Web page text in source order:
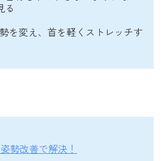
る
を変え、首を軽くストレッチす
勢改善で解決！